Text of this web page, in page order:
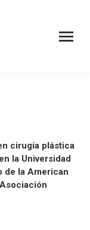
n cirugía plástica
en la Universidad
de la American
Asociación